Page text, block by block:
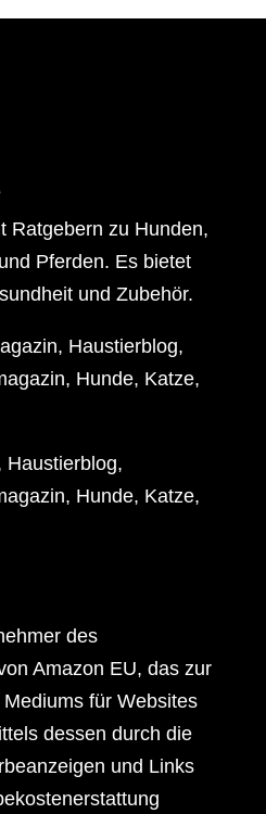
Ratgebern zu Hunden,
Pferden. Es bietet
und Zubehör.
Haustierblog,
Hunde, Katze,
Haustierblog,
Hunde, Katze,
des
Amazon EU, das zur
für Websites
dessen durch die
und Links